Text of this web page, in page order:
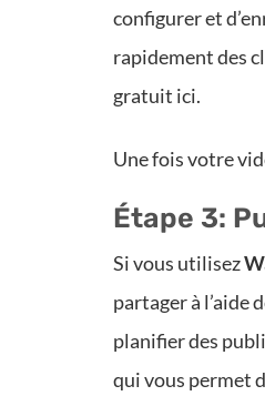
configurer et
rapidement des
gratuit ici.
Une fois votre
Étape 3:
Si vous utilisez
partager à l’aide
planifier des
qui vous permet